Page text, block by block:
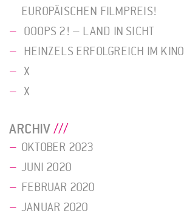
EUROPÄISCHEN FILMPREIS!
OOOPS 2! – LAND IN SICHT
HEINZELS ERFOLGREICH IM KINO
X
X
ARCHIV
OKTOBER 2023
JUNI 2020
FEBRUAR 2020
JANUAR 2020